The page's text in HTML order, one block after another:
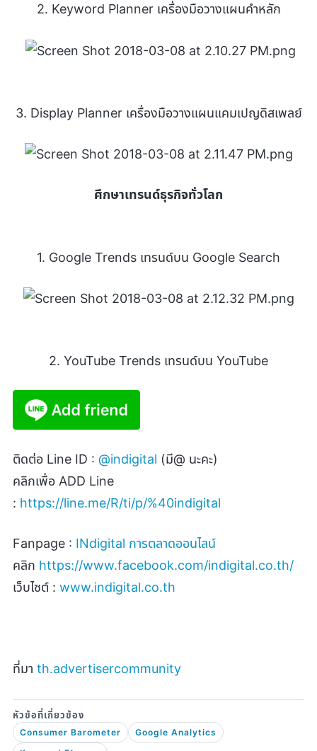
2. Keyword Planner เครื่องมือวางแผนคำหลัก
3. Display Planner เครื่องมือวางแผนแคมเปญดิสเพลย์
ศึกษาเทรนด์ธุรกิจทั่วโลก
1. Google Trends เทรนด์บน Google Search
2. YouTube Trends เทรนด์บน YouTube
ติดต่อ Line ID : @indigital (มี@ นะคะ)
คลิกเพื่อ ADD Line
: https://line.me/R/ti/p/%40indigital
Fanpage : INdigital การตลาดออนไลน์
คลิก https://www.facebook.com/indigital.co.th/
เว็บไซต์ : www.indigital.co.th
ที่มา th.advertisercommunity
Consumer Barometer
Google Analytics